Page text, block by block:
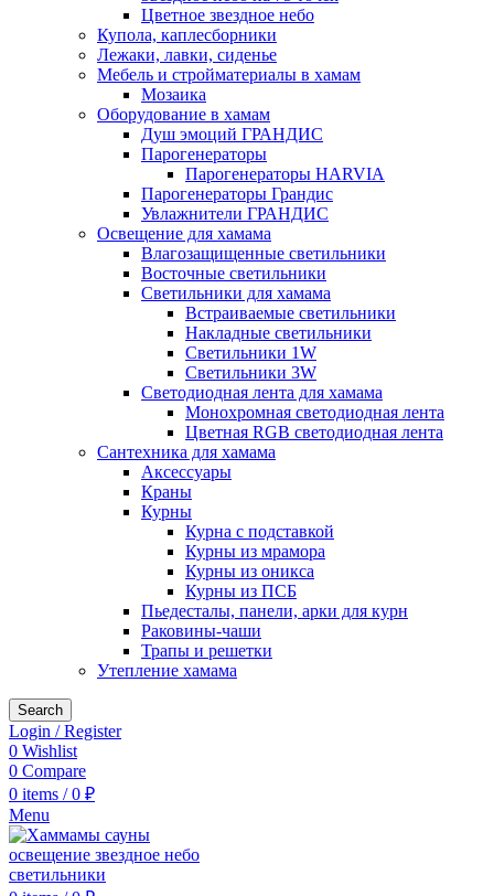
Цветное звездное небо
Купола, каплесборники
Лежаки, лавки, сиденье
Мебель и стройматериалы в хамам
Мозаика
Оборудование в хамам
Душ эмоций ГРАНДИС
Парогенераторы
Парогенераторы HARVIA
Парогенераторы Грандис
Увлажнители ГРАНДИС
Освещение для хамама
Влагозащищенные светильники
Восточные светильники
Светильники для хамама
Встраиваемые светильники
Накладные светильники
Светильники 1W
Светильники 3W
Светодиодная лента для хамама
Монохромная светодиодная лента
Цветная RGB светодиодная лента
Сантехника для хамама
Аксессуары
Краны
Курны
Курна с подставкой
Курны из мрамора
Курны из оникса
Курны из ПСБ
Пьедесталы, панели, арки для курн
Раковины-чаши
Трапы и решетки
Утепление хамама
Search
Login / Register
0 Wishlist
0 Compare
0 items / 0 ₽
Menu